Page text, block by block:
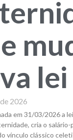
lei
2026
em 31/03/2026 a
cria o
vínculo clássico